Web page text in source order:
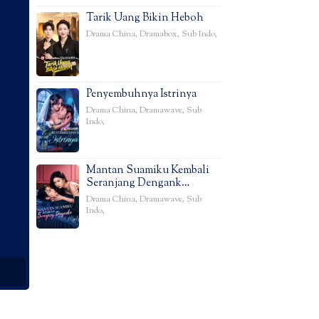
Tarik Uang Bikin Heboh
Drama China, Dramabox, Sub Indo,
Penyembuhnya Istrinya
Drama China, Dramawave, Sub
Indo,
Mantan Suamiku Kembali
Seranjang Dengank…
Drama China, Dramawave, Sub
Indo,